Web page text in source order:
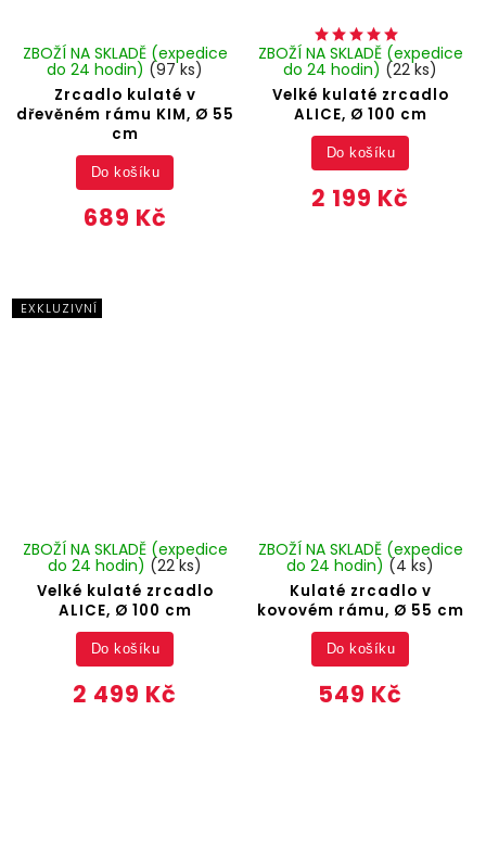
Zrcadlo kulaté v
dřevěném rámu KIM, Ø 55
cm
ZBOŽÍ NA SKLADĚ (expedice
do 24 hodin) (97 ks)
689 Kč
Do košíku
Velké kulaté zrcadlo
ALICE, Ø 100 cm
ZBOŽÍ NA SKLADĚ (expedice
do 24 hodin) (22 ks)
2 199 Kč
Do košíku
EXKLUZIVNÍ
Velké kulaté zrcadlo
ALICE, Ø 100 cm
ZBOŽÍ NA SKLADĚ (expedice
do 24 hodin) (22 ks)
2 499 Kč
Do košíku
Kulaté zrcadlo v
kovovém rámu, Ø 55 cm
ZBOŽÍ NA SKLADĚ (expedice
do 24 hodin) (4 ks)
549 Kč
Do košíku